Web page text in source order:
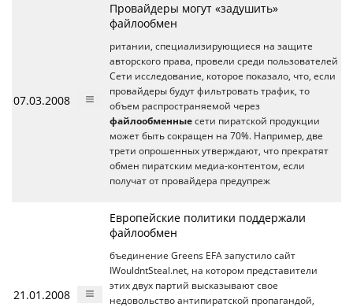
07.03.2008
Провайдеры могут «задушить»
файлообмен
ритании, специализирующиеся на защите
авторского права, провели среди пользователей
Сети исследование, которое показало, что, если
провайдеры будут фильтровать трафик, то
объем распространяемой через
файлообменные сети пиратской продукции
может быть сокращен на 70%. Например, две
трети опрошенных утверждают, что прекратят
обмен пиратским медиа-контентом, если
получат от провайдера предупреж
21.01.2008
Европейские политики поддержали
файлообмен
бъединение Greens EFA запустило сайт
IWouldntSteal.net, на котором представители
этих двух партий высказывают свое
недовольство антипиратской пропагандой,